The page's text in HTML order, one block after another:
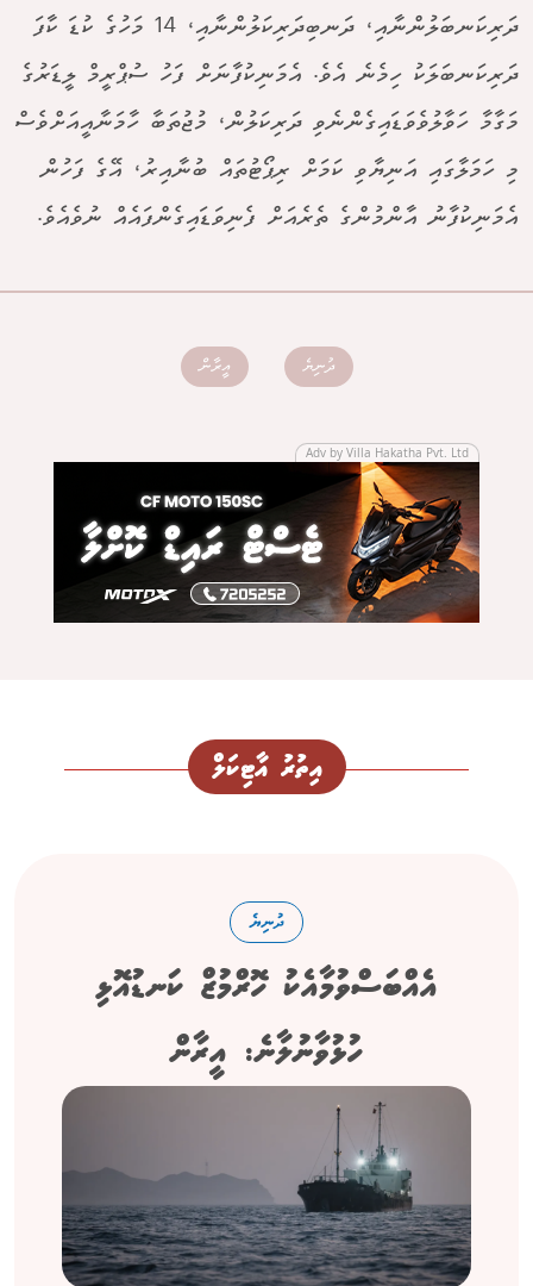
ދަރިކަނބަލުންނާއި، ދަނބިދަރިކަލުންނާއި، 14 މަހުގެ ކުޑަ ކާފަ
ދަރިކަނބަލަކު ހިމެނެ އެވެ. އެމަނިކުފާނަށް ފަހު ސުޕްރީމް ލީޑަރުގެ
މަގާމާ ހަވާލުވެވަޑައިގެންނެވި ދަރިކަލުން، މުޖުތަބާ ހާމަނާއީއަށްވެސް
މި ހަމަލާގައި އަނިޔާވި ކަމަށް ރިޕޯޓުތައް ބުނާއިރު، އޭގެ ފަހުން
އެމަނިކުފާނު އާންމުންގެ ތެރެއަށް ފެނިވަޑައިގެންފައެއް ނުވެއެވެ.
ދުނިޔެ އީރާން
Adv by Villa Hakatha Pvt. Ltd
އިތުރު އާޓިކަލް
ދުނިޔެ
އެއްބަސްވުމާއެކު ހޮރްމުޒް ކަނޑުއޮޅި
ހުޅުވާނުލާނެ: އީރާން